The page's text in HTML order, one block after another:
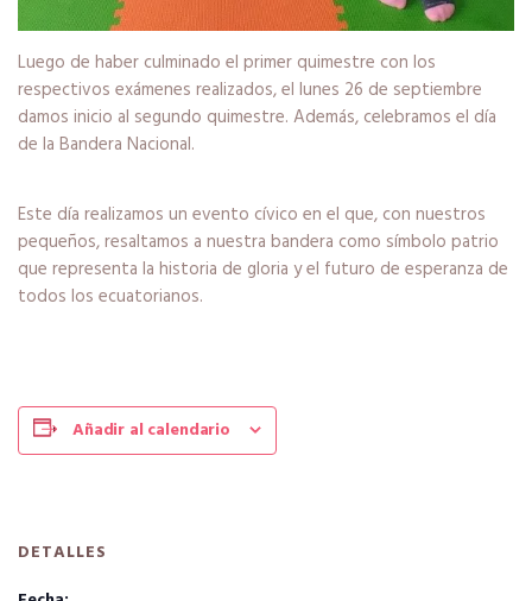
Luego de haber culminado el primer quimestre con los
respectivos exámenes realizados, el lunes 26 de septiembre
damos inicio al segundo quimestre. Además, celebramos el día
de la Bandera Nacional.
Este día realizamos un evento cívico en el que, con nuestros
pequeños, resaltamos a nuestra bandera como símbolo patrio
que representa la historia de gloria y el futuro de esperanza de
todos los ecuatorianos.
Añadir al calendario
DETALLES